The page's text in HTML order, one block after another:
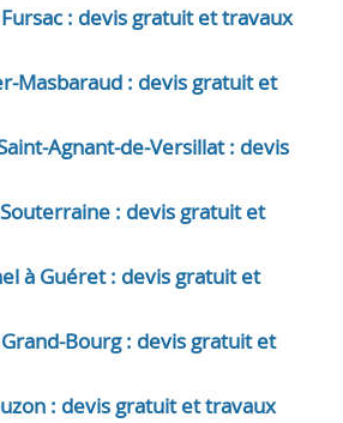
: devis gratuit et travaux
Masbaraud : devis gratuit et
Agnant-de-Versillat : devis
: devis gratuit et
à Guéret : devis gratuit et
Bourg : devis gratuit et
: devis gratuit et travaux